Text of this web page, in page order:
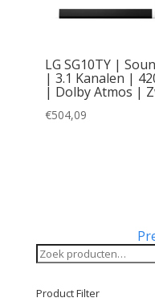
LG SG10TY |
| 3.1 Kanalen |
| Dolby Atmos |
€504,09
Zoeken
naar:
Product Filter